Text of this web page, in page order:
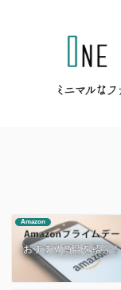
Amazon